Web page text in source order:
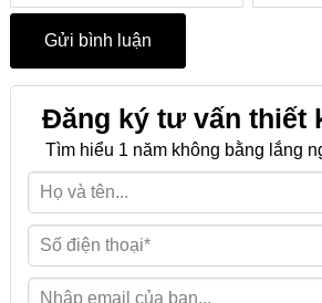
Đăng ký tư vấn thiết
Tìm hiểu 1 năm không bằng lắng